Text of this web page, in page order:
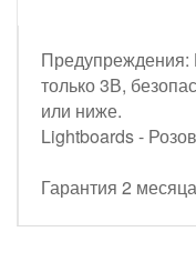
Предупреждения:
только 3В,
или ниже.
Lightboards -
Гарантия 2 месяца